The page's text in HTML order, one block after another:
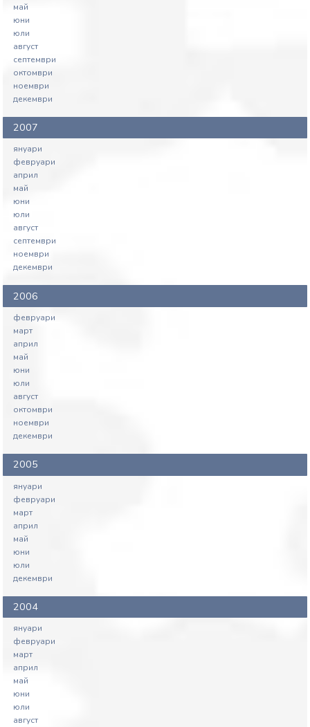
май
юни
юли
август
септември
октомври
ноември
декември
2007
януари
февруари
април
май
юни
юли
август
септември
ноември
декември
2006
февруари
март
април
май
юни
юли
август
октомври
ноември
декември
2005
януари
февруари
март
април
май
юни
юли
декември
2004
януари
февруари
март
април
май
юни
юли
август